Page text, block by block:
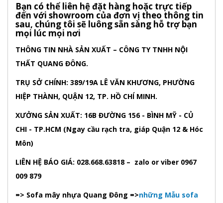
Bạn có thể liên hệ đặt hàng hoặc trực tiếp
đến với showroom của đơn vị theo thông tin
sau, chúng tôi sẽ luông sẵn sàng hỗ trợ bạn
mọi lúc mọi nơi
THÔNG TIN NHÀ SẢN XUẤT – CÔNG TY TNHH NỘI
THẤT QUANG ĐÔNG.
TRỤ SỞ CHÍNH: 389/19A LÊ VĂN KHƯƠNG, PHƯỜNG
HIỆP THÀNH, QUẬN 12, TP. HỒ CHÍ MINH.
XƯỞNG SẢN XUẤT: 16B ĐƯỜNG 156 - BÌNH MỸ - CỦ
CHI - TP.HCM (Ngay cầu rạch tra, giáp Quận 12 & Hóc
Môn)
LIÊN HỆ BÁO GIÁ: 028.668.63818 – zalo or viber 0967
009 879
=> Sofa mây nhựa Quang Đông =>những Mẫu sofa